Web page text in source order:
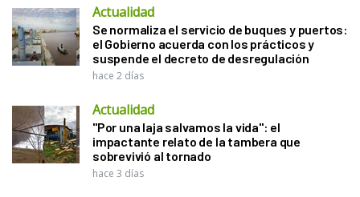
Actualidad
Se normaliza el servicio de buques y puertos:
el Gobierno acuerda con los prácticos y
suspende el decreto de desregulación
hace 2 días
Actualidad
"Por una laja salvamos la vida": el
impactante relato de la tambera que
sobrevivió al tornado
hace 3 días